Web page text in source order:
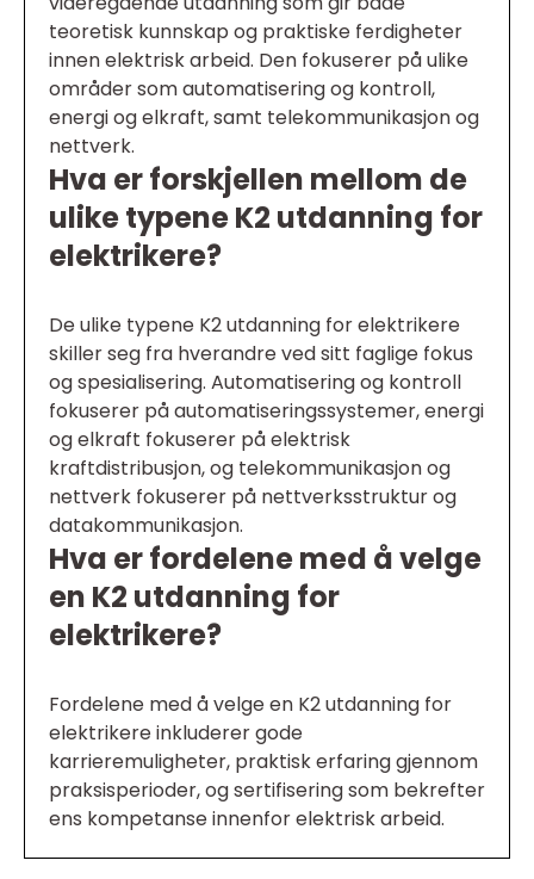
teoretisk kunnskap og praktiske ferdigheter
innen elektrisk arbeid. Den fokuserer på ulike
områder som automatisering og kontroll,
energi og elkraft, samt telekommunikasjon og
nettverk.
Hva er forskjellen mellom de
ulike typene K2 utdanning for
elektrikere?
De ulike typene K2 utdanning for elektrikere
skiller seg fra hverandre ved sitt faglige fokus
og spesialisering. Automatisering og kontroll
fokuserer på automatiseringssystemer, energi
og elkraft fokuserer på elektrisk
kraftdistribusjon, og telekommunikasjon og
nettverk fokuserer på nettverksstruktur og
datakommunikasjon.
Hva er fordelene med å velge
en K2 utdanning for
elektrikere?
Fordelene med å velge en K2 utdanning for
elektrikere inkluderer gode
karrieremuligheter, praktisk erfaring gjennom
praksisperioder, og sertifisering som bekrefter
ens kompetanse innenfor elektrisk arbeid.